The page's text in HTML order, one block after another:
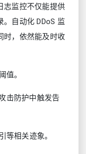
志监控不仅能提供
自动化 DDoS 监
时，依然能及时收
值。
击防护中触发告
等相关迹象。